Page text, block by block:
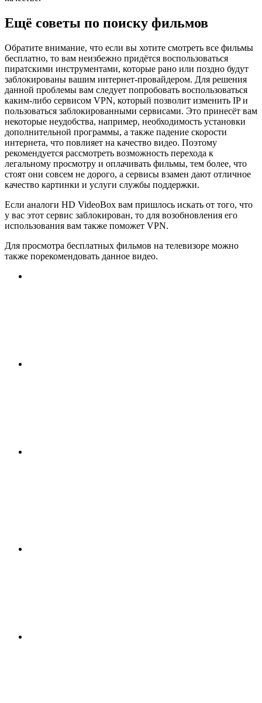
Ещё советы по поиску фильмов
Обратите внимание, что если вы хотите смотреть все фильмы
бесплатно, то вам неизбежно придётся воспользоваться
пиратскими инструментами, которые рано или поздно будут
заблокированы вашим интернет-провайдером. Для решения
данной проблемы вам следует попробовать воспользоваться
каким-либо сервисом VPN, который позволит изменить IP и
пользоваться заблокированными сервисами. Это принесёт вам
некоторые неудобства, например, необходимость установки
дополнительной программы, а также падение скорости
интернета, что повлияет на качество видео. Поэтому
рекомендуется рассмотреть возможность перехода к
легальному просмотру и оплачивать фильмы, тем более, что
стоят они совсем не дорого, а сервисы взамен дают отличное
качество картинки и услуги службы поддержки.
Если аналоги HD VideoBox вам пришлось искать от того, что
у вас этот сервис заблокирован, то для возобновления его
использования вам также поможет VPN.
Для просмотра бесплатных фильмов на телевизоре можно
также порекомендовать данное видео.